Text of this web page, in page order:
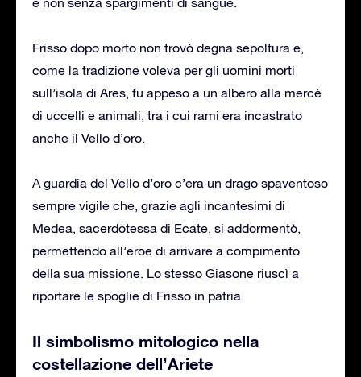
Frisso dopo morto non trovò degna sepoltura e,
come la tradizione voleva per gli uomini morti
sull’isola di Ares, fu appeso a un albero alla mercé
di uccelli e animali, tra i cui rami era incastrato
anche il Vello d’oro.
A guardia del Vello d’oro c’era un drago spaventoso
sempre vigile che, grazie agli incantesimi di
Medea, sacerdotessa di Ecate, si addormentò,
permettendo all’eroe di arrivare a compimento
della sua missione. Lo stesso Giasone riuscì a
riportare le spoglie di Frisso in patria.
Il simbolismo mitologico nella
costellazione dell’Ariete